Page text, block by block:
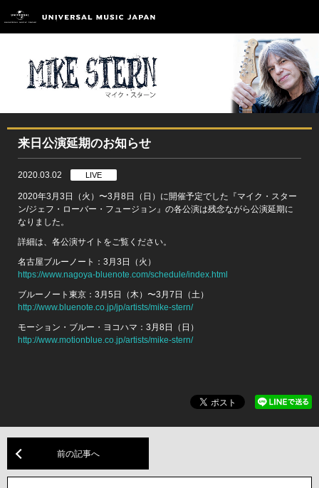
来日公演延期のお知らせ
2020.03.02 LIVE
2020年3月3日（火）〜3月8日（日）に開催予定でした『マイク・スター
ン/ジェフ・ローバー・フュージョン』の各公演は残念ながら公演延期に
なりました。
詳細は、各公演サイトをご覧ください。
名古屋ブルーノート：3月3日（火）
https://www.nagoya-bluenote.com/schedule/index.html
ブルーノート東京：3月5日（木）〜3月7日（土）
http://www.bluenote.co.jp/jp/artists/mike-stern/
モーション・ブルー・ヨコハマ：3月8日（日）
http://www.motionblue.co.jp/artists/mike-stern/
前の記事へ